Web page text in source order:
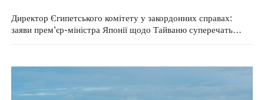
Директор Єгипетського комітету у закордонних справах:
заяви прем’єр-міністра Японії щодо Тайваню суперечать